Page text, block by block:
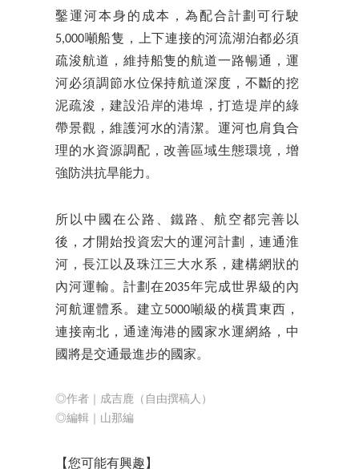
鑿運河本身的成本，為配合計劃可行駛
5,000噸船隻，上下連接的河流湖泊都必須
疏浚航道，維持船隻的航道一路暢通，運
河必須調節水位保持航道深度，不斷的挖
泥疏浚，建設沿岸的港埠，打造堤岸的綠
帶景觀，維護河水的清潔。運河也肩負合
理的水資源調配，改善區域生態環境，增
強防洪抗旱能力。
所以中國在公路、鐵路、航空都完善以
後，才開始投資宏大的運河計劃，連通淮
河，長江以及珠江三大水系，建構網狀的
內河運輸。計劃在2035年完成世界級的內
河航運體系。建立5000噸級的橫貫東西，
連接南北，通達海港的國家水運網絡，中
國將是交通最進步的國家。
◎作者｜成吉鹿（自由撰稿人）
◎編輯｜山那編
【您可能有興趣】